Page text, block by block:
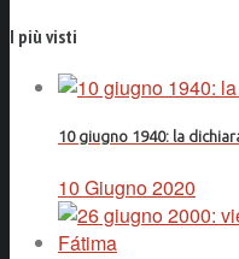
I più visti
10 giugno 1940: la
10 Giugno 2020